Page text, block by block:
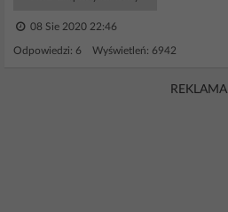
08 Sie 2020 22:46
Odpowiedzi: 6 Wyświetleń: 6942
REKLAMA